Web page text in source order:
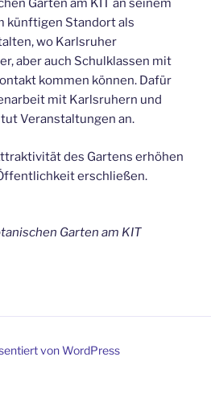
Garten am KIT an seinem
künftigen Standort als
wo Karlsruher
aber auch Schulklassen mit
kommen können. Dafür
mit Karlsruhern und
Veranstaltungen an.
des Gartens erhöhen
erschließen.
Garten am KIT
von WordPress